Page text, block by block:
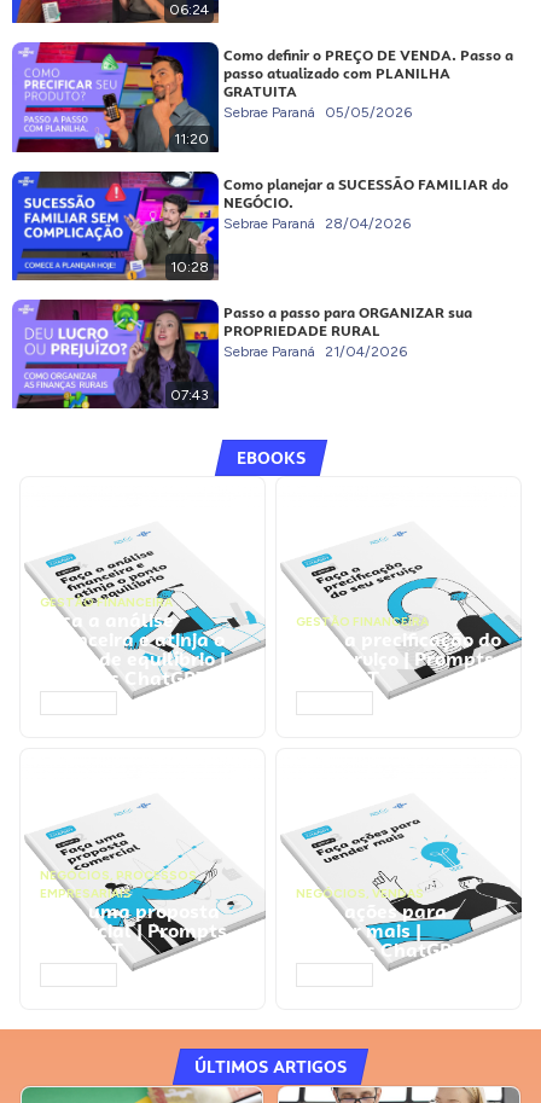
06:24
11:20
Como definir o PREÇO DE VENDA. Passo a
passo atualizado com PLANILHA
GRATUITA
Sebrae Paraná 05/05/2026
10:28
Como planejar a SUCESSÃO FAMILIAR do
NEGÓCIO.
Sebrae Paraná 28/04/2026
07:43
Passo a passo para ORGANIZAR sua
PROPRIEDADE RURAL
Sebrae Paraná 21/04/2026
EBOOKS
GESTÃO FINANCEIRA
Faça a análise
financeira e atinja o
ponto de equilíbrio |
Prompts ChatGPT
GESTÃO FINANCEIRA
Faça a precificação do
seu serviço | Prompts
ChatGPT
NEGÓCIOS, PROCESSOS
EMPRESARIAIS
Faça uma proposta
comercial | Prompts
ChatGPT
NEGÓCIOS, VENDAS
Faça ações para
vender mais |
Prompts ChatGPT
ÚLTIMOS ARTIGOS